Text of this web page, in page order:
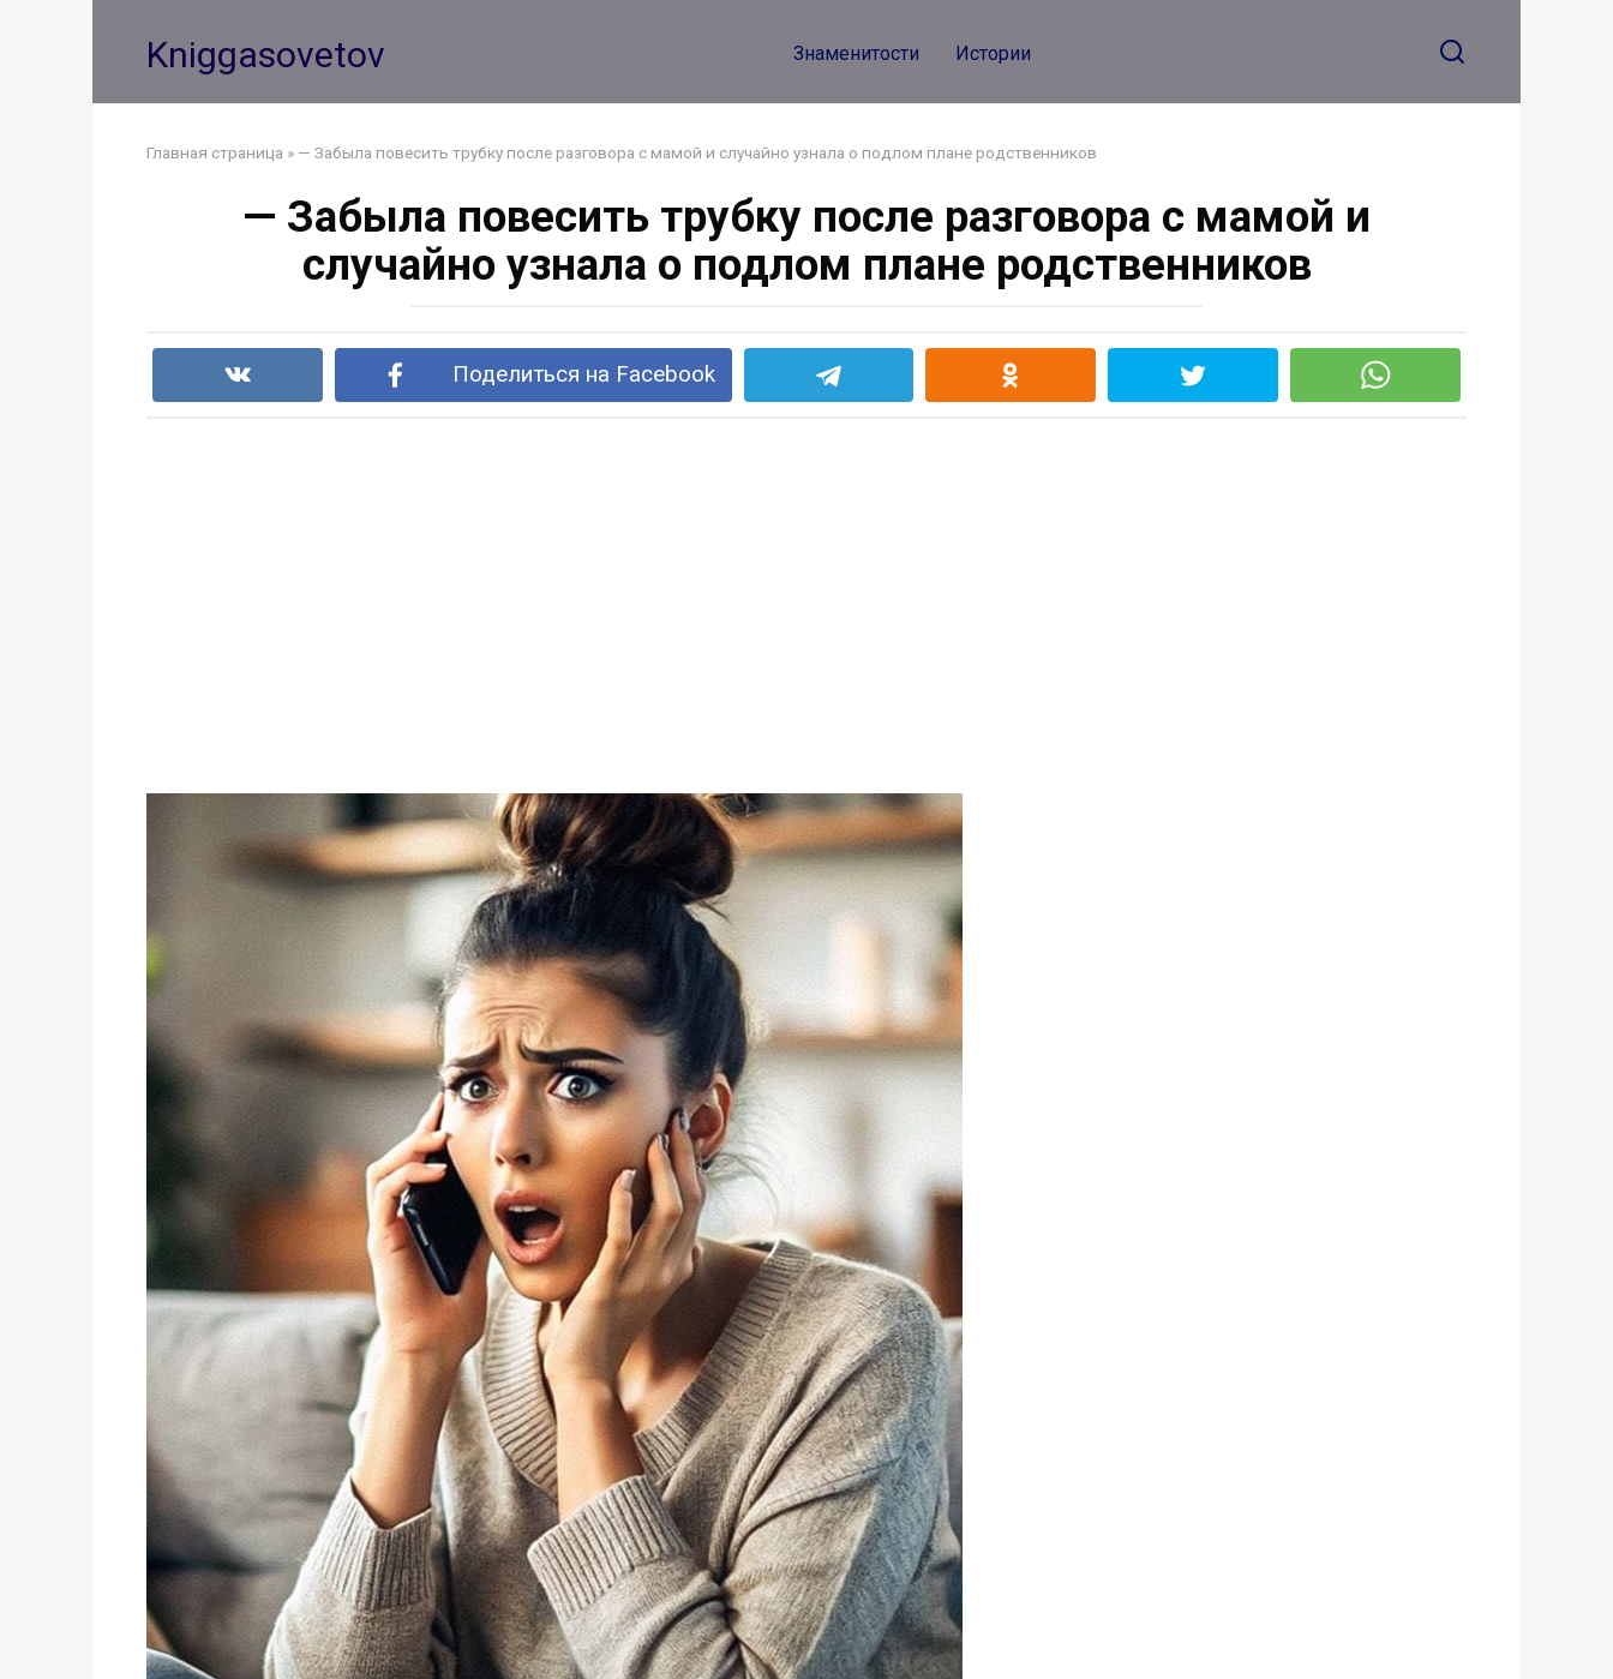
Kniggasovetov Знаменитости Истории
Главная страница » — Забыла повесить трубку после разговора с мамой и случайно узнала о подлом плане родственников
— Забыла повесить трубку после разговора с мамой и
случайно узнала о подлом плане родственников
Поделиться на Facebook